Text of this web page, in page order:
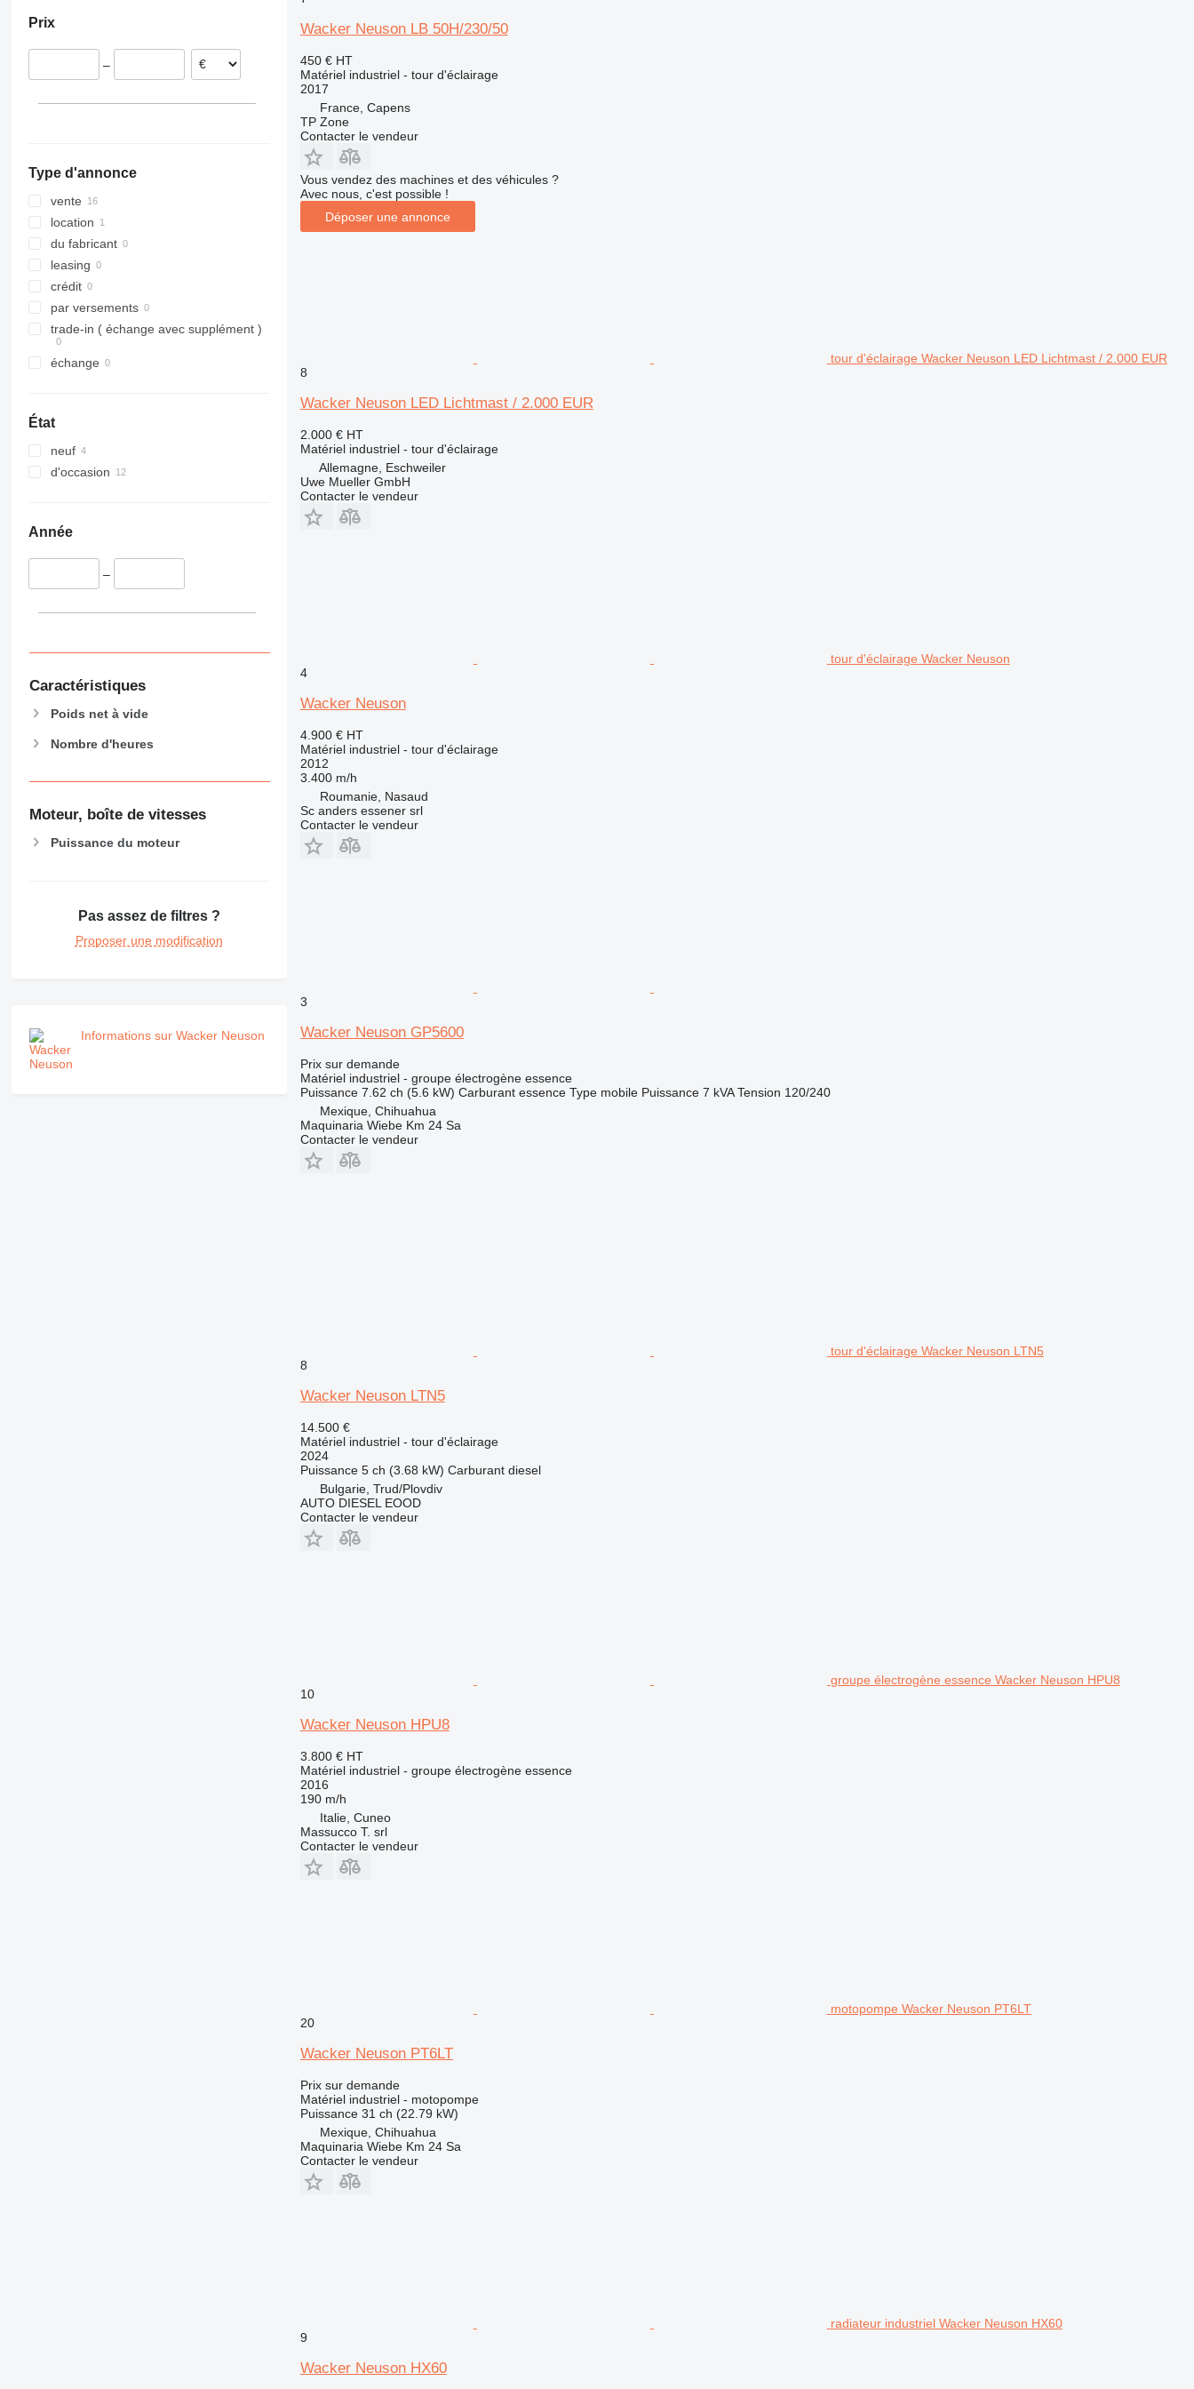
Pays-Bas
Italie
Prix
–
Type d'annonce
vente
location
du fabricant
leasing
crédit
par versements
trade-in ( échange avec supplément )
échange
État
neuf
d'occasion
Année
–
Caractéristiques
Poids net à vide
Nombre d'heures
Moteur, boîte de vitesses
Puissance du moteur
Pas assez de filtres ?
Proposer une modification
Informations sur Wacker Neuson
Wacker Neuson LB 50H/230/50
450 € HT
Matériel industriel - tour d'éclairage
2017
France, Capens
TP Zone
Contacter le vendeur
Vous vendez des machines et des véhicules ?
Avec nous, c'est possible !
Déposer une annonce
tour d'éclairage Wacker Neuson LED Lichtmast / 2.000 EUR
8
Wacker Neuson LED Lichtmast / 2.000 EUR
2.000 € HT
Matériel industriel - tour d'éclairage
Allemagne, Eschweiler
Uwe Mueller GmbH
Contacter le vendeur
tour d'éclairage Wacker Neuson
4
Wacker Neuson
4.900 € HT
Matériel industriel - tour d'éclairage
2012
3.400 m/h
Roumanie, Nasaud
Sc anders essener srl
Contacter le vendeur
3
Wacker Neuson GP5600
Prix sur demande
Matériel industriel - groupe électrogène essence
Puissance 7.62 ch (5.6 kW) Carburant essence Type mobile Puissance 7 kVA Tension 120/240
Mexique, Chihuahua
Maquinaria Wiebe Km 24 Sa
Contacter le vendeur
tour d'éclairage Wacker Neuson LTN5
8
Wacker Neuson LTN5
14.500 €
Matériel industriel - tour d'éclairage
2024
Puissance 5 ch (3.68 kW) Carburant diesel
Bulgarie, Trud/Plovdiv
AUTO DIESEL EOOD
Contacter le vendeur
groupe électrogène essence Wacker Neuson HPU8
10
Wacker Neuson HPU8
3.800 € HT
Matériel industriel - groupe électrogène essence
2016
190 m/h
Italie, Cuneo
Massucco T. srl
Contacter le vendeur
motopompe Wacker Neuson PT6LT
20
Wacker Neuson PT6LT
Prix sur demande
Matériel industriel - motopompe
Puissance 31 ch (22.79 kW)
Mexique, Chihuahua
Maquinaria Wiebe Km 24 Sa
Contacter le vendeur
radiateur industriel Wacker Neuson HX60
9
Wacker Neuson HX60